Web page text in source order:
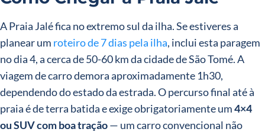
A Praia Jalé fica no extremo sul da ilha. Se estiveres a
planear um roteiro de 7 dias pela ilha, inclui esta paragem
no dia 4, a cerca de 50-60 km da cidade de São Tomé. A
viagem de carro demora aproximadamente 1h30,
dependendo do estado da estrada. O percurso final até à
praia é de terra batida e exige obrigatoriamente um4×4
ou SUV com boa tração— um carro convencional não